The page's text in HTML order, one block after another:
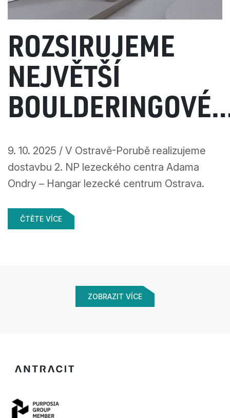
ROZŠIŘUJEME
NEJVĚTŠÍ
BOULDERINGOVÉ
CENTRUM V
KRAJI
9. 10. 2025 / V Ostravě-Porubě realizujeme
dostavbu 2. NP lezeckého centra Adama
Ondry – Hangar lezecké centrum Ostrava.
ČTĚTE VÍCE
ZOBRAZIT VÍCE